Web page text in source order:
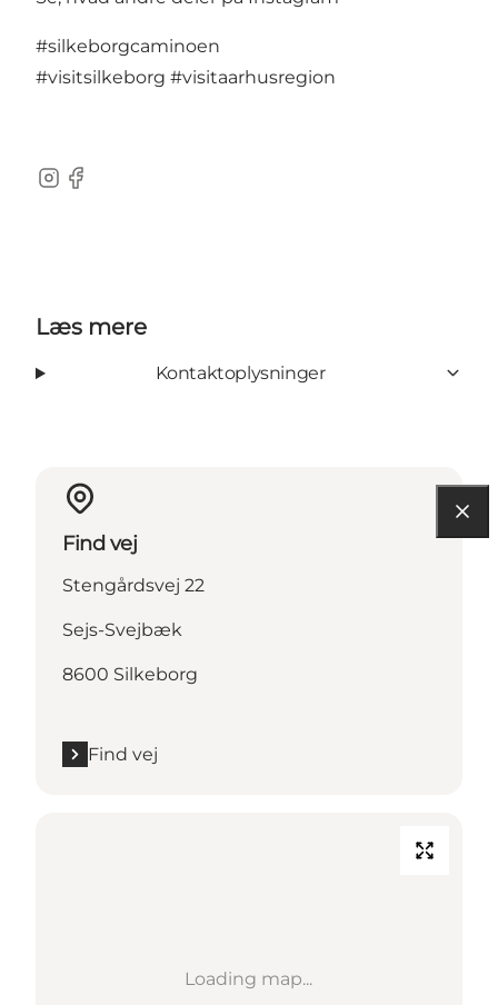
#silkeborgcaminoen
#visitsilkeborg #visitaarhusregion
Instagram
Facebook
Læs mere
Kontaktoplysninger
Find vej
Stengårdsvej 22
Sejs-Svejbæk
8600 Silkeborg
Find vej
Loading map...